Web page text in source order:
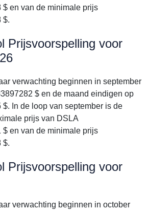
en van de minimale prijs
$.
Prijsvoorspelling voor
verwachting beginnen in september
$ en de maand eindigen op
In de loop van september is de
prijs van DSLA
en van de minimale prijs
$.
Prijsvoorspelling voor
verwachting beginnen in october